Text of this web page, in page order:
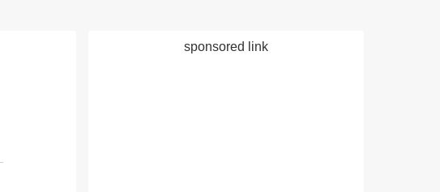
sponsored link